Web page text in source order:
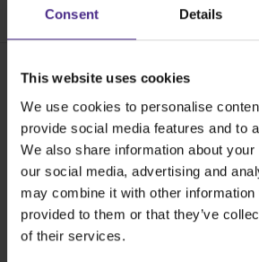
Consent Details
This website uses cookies
We use cookies to personalise
provide social media features and to
We also share information about
our social media, advertising and
may combine it with other information
provided to them or that they’ve
of their services.
Share:
Die besten